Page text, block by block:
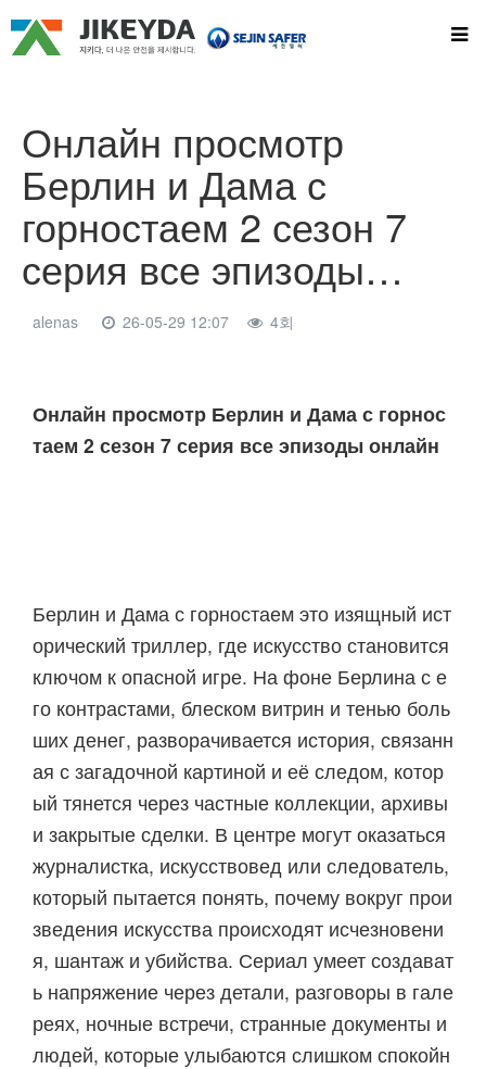
Онлайн просмотр
Берлин и Дама с
горностаем 2 сезон 7
серия все эпизоды…
alenas 26-05-29 12:07 4회
본문
Онлайн просмотр Берлин и Дама с горнос
таем 2 сезон 7 серия все эпизоды онлайн
Берлин и Дама с горностаем это изящный ист
орический триллер, где искусство становится
ключом к опасной игре. На фоне Берлина с е
го контрастами, блеском витрин и тенью боль
ших денег, разворачивается история, связанн
ая с загадочной картиной и её следом, котор
ый тянется через частные коллекции, архивы
и закрытые сделки. В центре могут оказаться
журналистка, искусствовед или следователь,
который пытается понять, почему вокруг прои
зведения искусства происходят исчезновени
я, шантаж и убийства. Сериал умеет создават
ь напряжение через детали, разговоры в гале
реях, ночные встречи, странные документы и
людей, которые улыбаются слишком спокойн